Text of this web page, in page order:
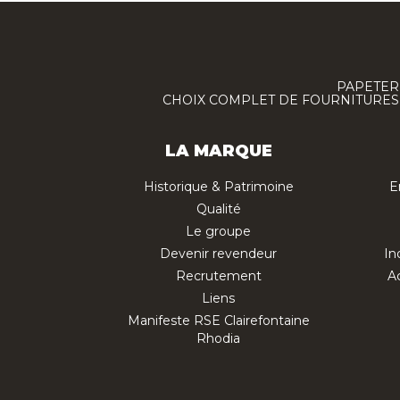
CHOIX COMPLET DE
LA MARQUE
Historique & Patrimoine
Qualité
Le groupe
Devenir revendeur
Recrutement
Liens
Manifeste RSE Clairefontaine
Rhodia